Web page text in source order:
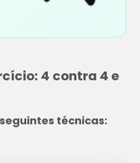
4 contra 4 e
técnicas: